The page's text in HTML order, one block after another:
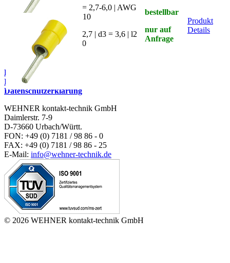
SKRN-
4614
mm² = 2,7-6,0 | AWG
= 12-10
d2 = 2,7 | d3 = 3,6 | l2
= 14,0
bestellbar
nur auf
Anfrage
Produkt
Details
Kontakt
Impressum
Datenschutzerklärung
WEHNER kontakt-technik GmbH
Daimlerstr. 7-9
D-73660 Urbach/Württ.
FON: +49 (0) 7181 / 98 86 - 0
FAX: +49 (0) 7181 / 98 86 - 25
E-Mail: info@wehner-technik.de
© 2026 WEHNER kontakt-technik GmbH